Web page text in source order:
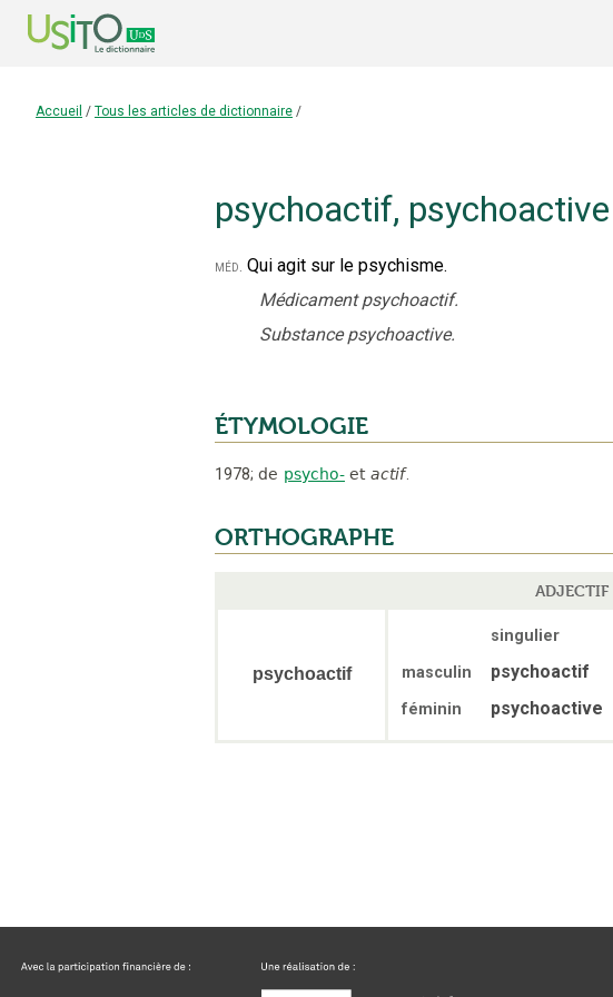
Accueil / Tous les articles de dictionnaire /
psychoactif, psychoactive
méd. Qui agit sur le psychisme.
Médicament psychoactif.
Substance psychoactive.
ÉTYMOLOGIE
1978; de psycho- et actif.
ORTHOGRAPHE
ADJECTIF
psychoactif
singulier
masculin
psychoactif
féminin psychoactive